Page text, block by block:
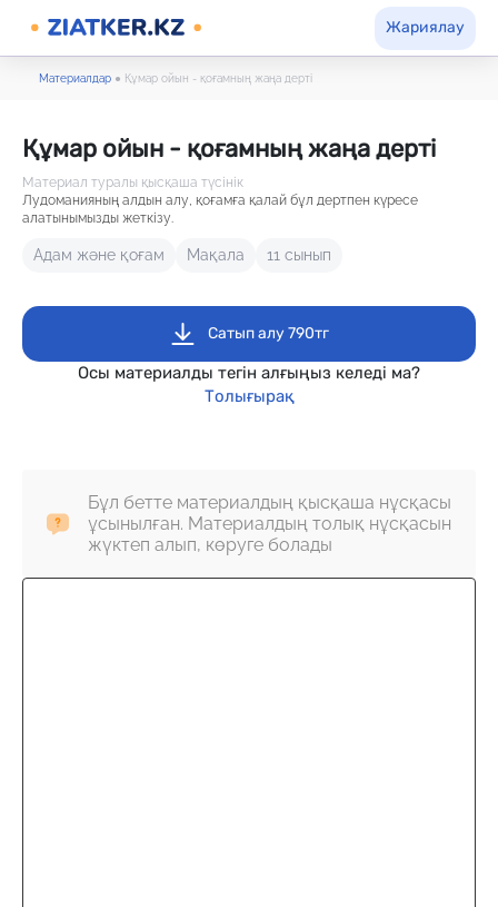
Жариялау
Материалдар ● Құмар ойын - қоғамның жаңа дерті
Құмар ойын - қоғамның жаңа дерті
Материал туралы қысқаша түсінік
Лудоманияның алдын алу, қоғамға қалай бұл дертпен күресе
алатынымызды жеткізу.
Адам және қоғам Мақала 11 сынып
Сатып алу 790тг
Осы материалды тегін алғыңыз келеді ма?
Толығырақ
Бұл бетте материалдың қысқаша нұсқасы
ұсынылған. Материалдың толық нұсқасын
жүктеп алып, көруге болады